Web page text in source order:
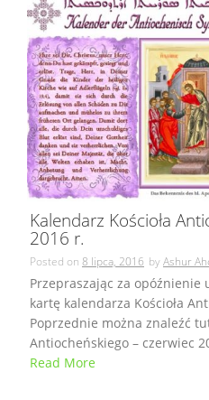
Kalendarz Kościoła
2016 r.
Posted on 8 lipca, 2016 byAshur
Przepraszając za opóźnienie
kartę kalendarza Kościoła
Poprzednie można znaleźć
Antiocheńskiego – czerwiec
Read More